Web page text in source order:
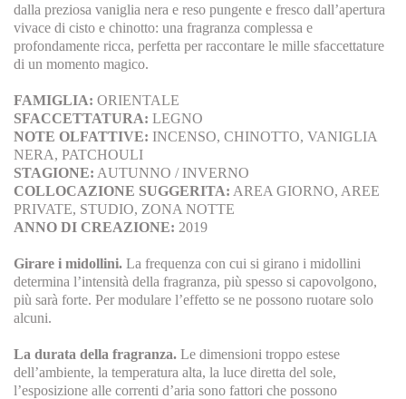
dalla preziosa vaniglia nera e reso pungente e fresco dall’apertura
vivace di cisto e chinotto: una fragranza complessa e
profondamente ricca, perfetta per raccontare le mille sfaccettature
di un momento magico.
FAMIGLIA: ORIENTALE
SFACCETTATURA: LEGNO
NOTE OLFATTIVE: INCENSO, CHINOTTO, VANIGLIA
NERA, PATCHOULI
STAGIONE: AUTUNNO / INVERNO
COLLOCAZIONE SUGGERITA: AREA GIORNO, AREE
PRIVATE, STUDIO, ZONA NOTTE
ANNO DI CREAZIONE: 2019
Girare i midollini. La frequenza con cui si girano i midollini
determina l’intensità della fragranza, più spesso si capovolgono,
più sarà forte. Per modulare l’effetto se ne possono ruotare solo
alcuni.
La durata della fragranza. Le dimensioni troppo estese
dell’ambiente, la temperatura alta, la luce diretta del sole,
l’esposizione alle correnti d’aria sono fattori che possono